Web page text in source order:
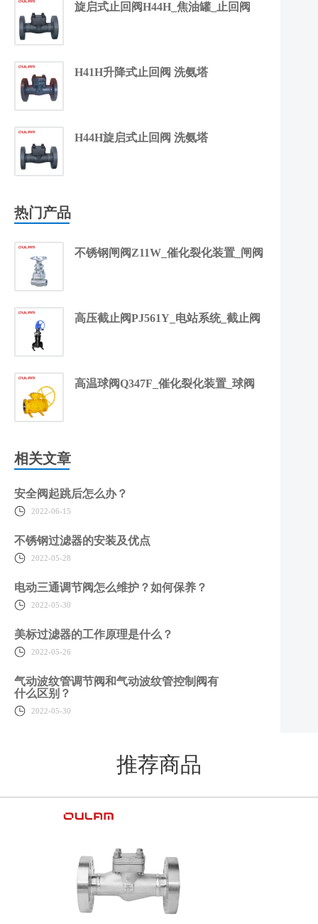
旋启式止回阀H44H_焦油罐_止回阀
H41H升降式止回阀 洗氨塔
H44H旋启式止回阀 洗氨塔
热门产品
不锈钢闸阀Z11W_催化裂化装置_闸阀
高压截止阀PJ561Y_电站系统_截止阀
高温球阀Q347F_催化裂化装置_球阀
相关文章
安全阀起跳后怎么办？
2022-06-15
不锈钢过滤器的安装及优点
2022-05-28
电动三通调节阀怎么维护？如何保养？
2022-05-30
美标过滤器的工作原理是什么？
2022-05-26
气动波纹管调节阀和气动波纹管控制阀有
什么区别？
2022-05-30
推荐商品